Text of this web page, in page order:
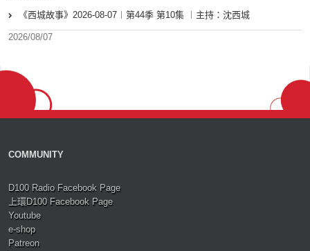
《西城故事》2026-08-07︱第44季 第10集 ︱主持：沈西城
2026/08/07
COMMUNITY
D100 Radio Facebook Page
上環D100 Facebook Page
Youtube
e-shop
Patreon